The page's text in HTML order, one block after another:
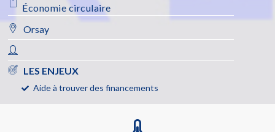
Économie circulaire
Orsay
LES ENJEUX
Aide à trouver des financements